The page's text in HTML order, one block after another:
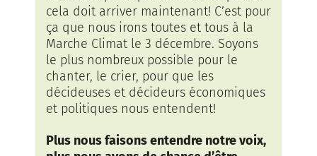
cela doit arriver maintenant! C’est pour
ça que nous irons toutes et tous à la
Marche Climat le 3 décembre. Soyons
le plus nombreux possible pour le
chanter, le crier, pour que les
décideuses et décideurs économiques
et politiques nous entendent!
Plus nous faisons entendre notre voix,